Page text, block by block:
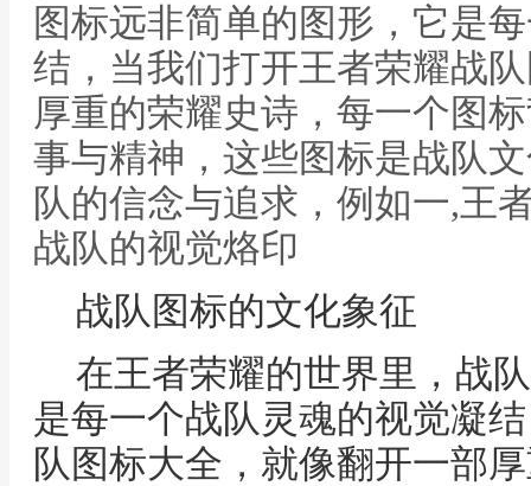
图标远非简单的图形，它是
结，当我们打开王者荣耀战
厚重的荣耀史诗，每一个图
事与精神，这些图标是战队
队的信念与追求，例如一,王
战队的视觉烙印
战队图标的文化象征
在王者荣耀的世界里，战
是每一个战队灵魂的视觉凝
队图标大全，就像翻开一部